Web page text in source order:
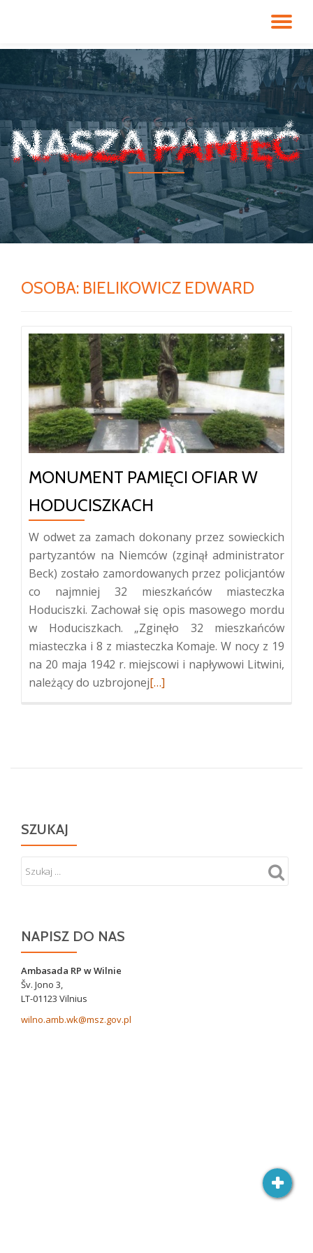
do
OSOBA: BIELIKOWICZ EDWARD
MONUMENT PAMIĘCI OFIAR W
HODUCISZKACH
W odwet za zamach dokonany przez sowieckich
partyzantów na Niemców (zginął administrator
Beck) zostało zamordowanych przez policjantów
co najmniej 32 mieszkańców miasteczka
Hoduciszki. Zachował się opis masowego mordu
w Hoduciszkach. „Zginęło 32 mieszkańców
miasteczka i 8 z miasteczka Komaje. W nocy z 19
na 20 maja 1942 r. miejscowi i napływowi Litwini,
należący do uzbrojonejWięcej
Hoduciszkach
[…]
SZUKAJ
NAPISZ DO NAS
Ambasada RP w Wilnie
Šv. Jono 3,
LT-01123 Vilnius
wilno.amb.wk@msz.gov.pl